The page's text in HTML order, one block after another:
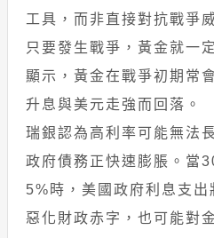
工具，而非直接對抗戰爭
只要發生戰爭，黃金就一
顯示，黃金在戰爭初期常
升息與美元走強而回落。
瑞銀認為高利率可能無法
政府債務正快速膨脹。當
5%時，美國政府利息支
惡化財政赤字，也可能對